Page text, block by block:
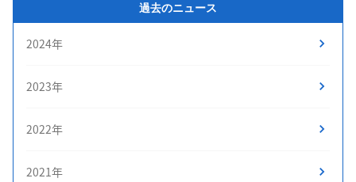
過去のニュース
2024年
2023年
2022年
2021年